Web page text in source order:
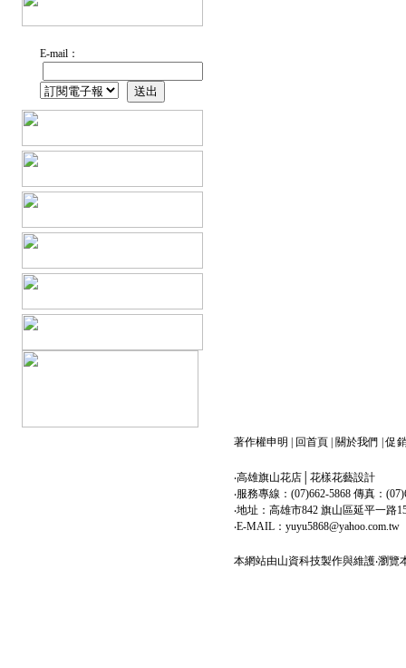
E-mail：
著作權申明 回首頁 關於我們 |促
‧高雄旗山花店│花樣花藝設計
‧服務專線：(07)662-5868 傳真：
‧地址：高雄市842 旗山區延平一路
‧E-MAIL：yuyu5868@yahoo.com.tw
本網站由山資科技製作與維護‧瀏覽